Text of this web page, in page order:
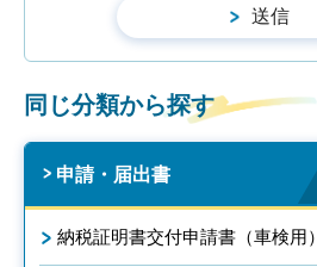
同じ分類から探す
申請・届出書
納税証明書交付申請書（車検用）